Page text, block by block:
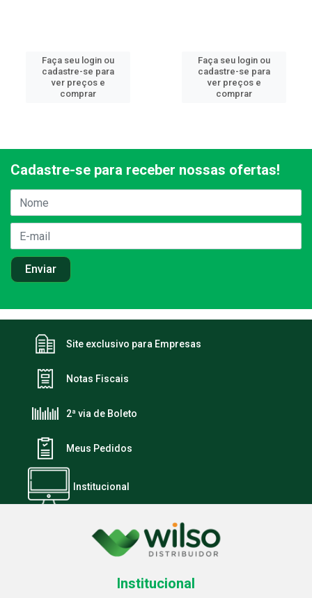
Faça seu login ou
cadastre-se para
ver preços e
comprar
Faça seu login ou
cadastre-se para
ver preços e
comprar
Cadastre-se para receber nossas ofertas!
Site exclusivo para Empresas
Notas Fiscais
2ª via de Boleto
Meus Pedidos
Institucional
Institucional